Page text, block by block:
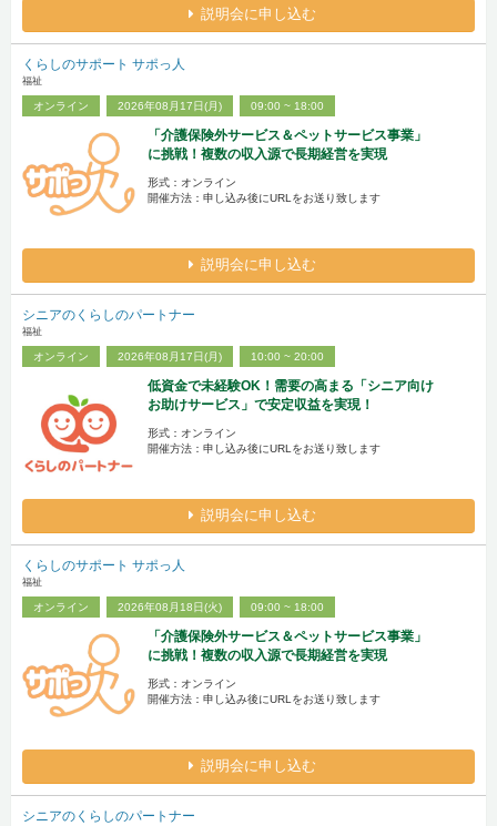
説明会に申し込む
くらしのサポート サポっ人
福祉
オンライン 2026年08月17日(月) 09:00 ~ 18:00
「介護保険外サービス＆ペットサービス事業」
に挑戦！複数の収入源で長期経営を実現
形式：オンライン
開催方法：申し込み後にURLをお送り致します
説明会に申し込む
シニアのくらしのパートナー
福祉
オンライン 2026年08月17日(月) 10:00 ~ 20:00
低資金で未経験OK！需要の高まる「シニア向け
お助けサービス」で安定収益を実現！
形式：オンライン
開催方法：申し込み後にURLをお送り致します
説明会に申し込む
くらしのサポート サポっ人
福祉
オンライン 2026年08月18日(火) 09:00 ~ 18:00
「介護保険外サービス＆ペットサービス事業」
に挑戦！複数の収入源で長期経営を実現
形式：オンライン
開催方法：申し込み後にURLをお送り致します
説明会に申し込む
シニアのくらしのパートナー